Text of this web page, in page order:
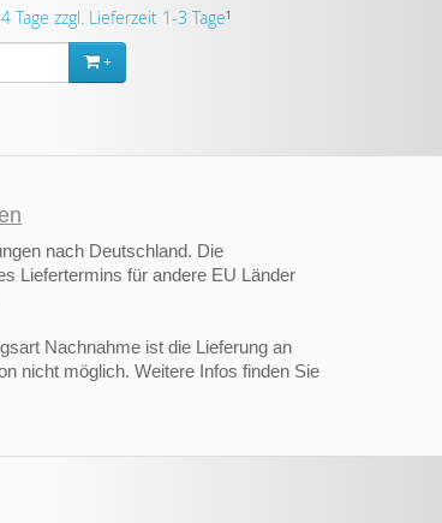
Tage zzgl. Lieferzeit 1-3 Tage¹
+
nach Deutschland. Die
Liefertermins für andere EU Länder
Nachnahme ist die Lieferung an
nicht möglich. Weitere Infos finden Sie